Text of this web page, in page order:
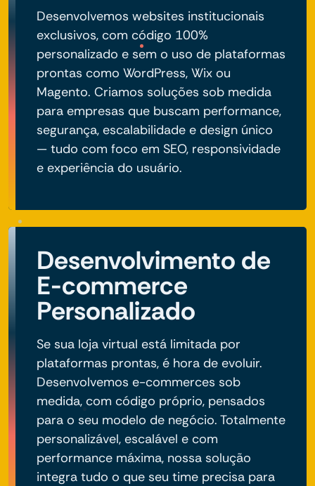
Desenvolvemos websites institucionais
exclusivos, com código 100%
personalizado e sem o uso de plataformas
prontas como WordPress, Wix ou
Magento. Criamos soluções sob medida
para empresas que buscam performance,
segurança, escalabilidade e design único
— tudo com foco em SEO, responsividade
e experiência do usuário.
Desenvolvimento de
E-commerce
Personalizado
Se sua loja virtual está limitada por
plataformas prontas, é hora de evoluir.
Desenvolvemos e-commerces sob
medida, com código próprio, pensados
para o seu modelo de negócio. Totalmente
personalizável, escalável e com
performance máxima, nossa solução
integra tudo o que seu time precisa para